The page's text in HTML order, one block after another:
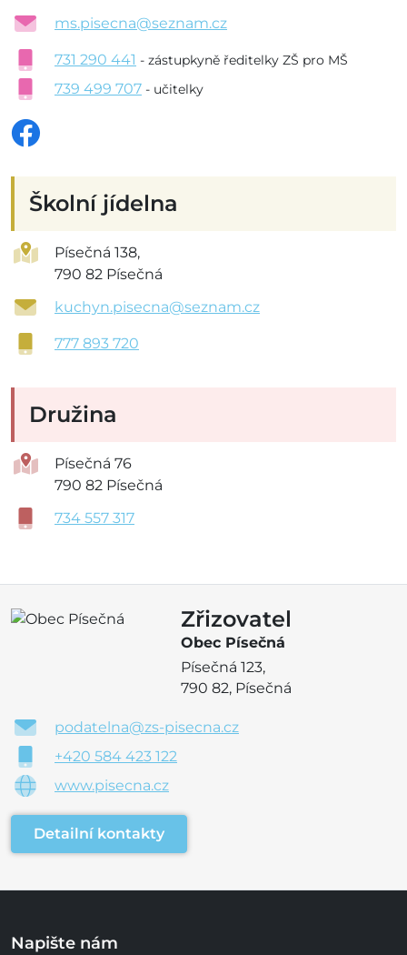
ms.pisecna@seznam.cz
731 290 441 - zástupkyně ředitelky ZŠ pro MŠ
739 499 707 - učitelky
Školní jídelna
Písečná 138,
790 82 Písečná
kuchyn.pisecna@seznam.cz
777 893 720
Družina
Písečná 76
790 82 Písečná
734 557 317
Zřizovatel
Obec Písečná
Písečná 123,
790 82, Písečná
podatelna@zs-pisecna.cz
+420 584 423 122
www.pisecna.cz
Detailní kontakty
Napište nám